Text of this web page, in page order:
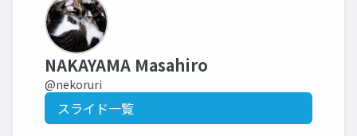
NAKAYAMA Masahiro
@nekoruri
スライド一覧